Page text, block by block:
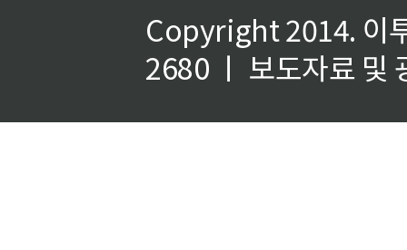
Copyright 2014. 이
2680 ㅣ 보도자료